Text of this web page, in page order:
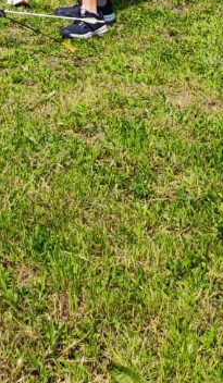
Aby nasza
strona
internetowa
działała jak
najlepiej
podczas
twojego
przejścia na nią.
Jeśli odrzucisz
te pliki cookie,
niektóre funkcje
znikną ze strony
internetowej.
Marketing